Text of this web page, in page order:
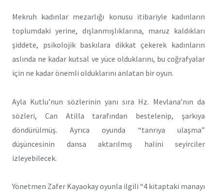
Mekruh kadınlar mezarlığı konusu itibariyle kadınların
toplumdaki yerine, dışlanmışlıklarına, maruz kaldıkları
şiddete, psikolojik baskılara dikkat çekerek kadınların
aslında ne kadar kutsal ve yüce olduklarını, bu coğrafyalar
için ne kadar önemli olduklarını anlatan bir oyun.
Ayla Kutlu’nun sözlerinin yanı sıra Hz. Mevlana’nın da
sözleri, Can Atilla tarafından bestelenip, şarkıya
döndürülmüş. Ayrıca oyunda “tanrıya ulaşma”
düşüncesinin dansa aktarılmış halini seyirciler
izleyebilecek.
Yönetmen Zafer Kayaokay oyunla ilgili “4 kitaptaki manayı